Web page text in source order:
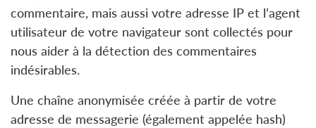
commentaire, mais aussi votre adresse IP et l’agent
utilisateur de votre navigateur sont collectés pour
nous aider à la détection des commentaires
indésirables.
Une chaîne anonymisée créée à partir de votre
adresse de messagerie (également appelée hash)